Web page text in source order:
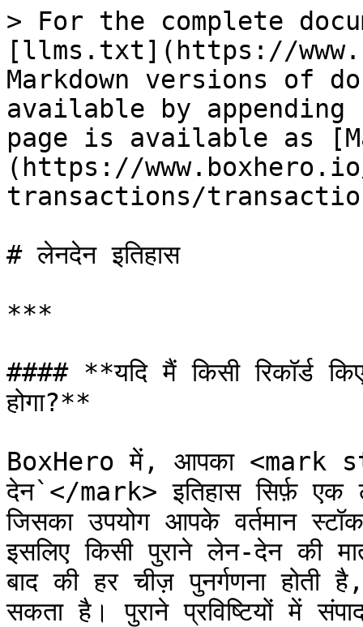
> For the complete
[llms.txt](https://
Markdown versions of
available by
page is available as
(https://
transactions/
# लेनदेन इतिहास
***
#### **यदि मैं किसी रिकॉर्ड
होगा?**
BoxHero में, आपका
देन`</mark> इतिहास सिर्फ़
जिसका उपयोग आपके वर्तमान
इसलिए किसी पुराने लेन-देन की
बाद की हर चीज़ पुनर्गणना होती
सकता है। पुराने प्रविष्टियों में